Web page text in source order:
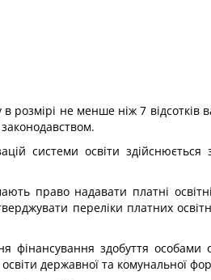
розмірі не менше ніж 7
системи освіти
право надавати платні
переліки платних
здобуття особами
державної та комунальної